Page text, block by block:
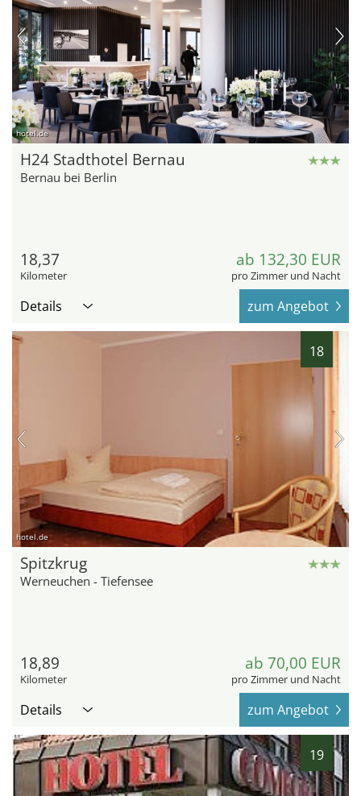
hotel.de
H24 Stadthotel Bernau
Bernau bei Berlin
18,37
Kilometer
ab 132,30 EUR
pro Zimmer und Nacht
Details zum Angebot
18
hotel.de
Spitzkrug
Werneuchen - Tiefensee
18,89
Kilometer
ab 70,00 EUR
pro Zimmer und Nacht
Details zum Angebot
19